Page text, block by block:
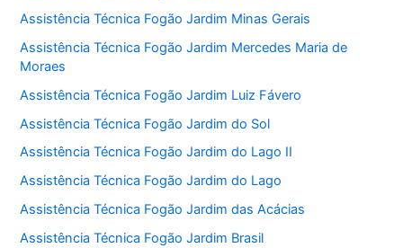
Assistência Técnica Fogão Jardim Minas Gerais
Assistência Técnica Fogão Jardim Mercedes Maria de
Moraes
Assistência Técnica Fogão Jardim Luiz Fávero
Assistência Técnica Fogão Jardim do Sol
Assistência Técnica Fogão Jardim do Lago II
Assistência Técnica Fogão Jardim do Lago
Assistência Técnica Fogão Jardim das Acácias
Assistência Técnica Fogão Jardim Brasil